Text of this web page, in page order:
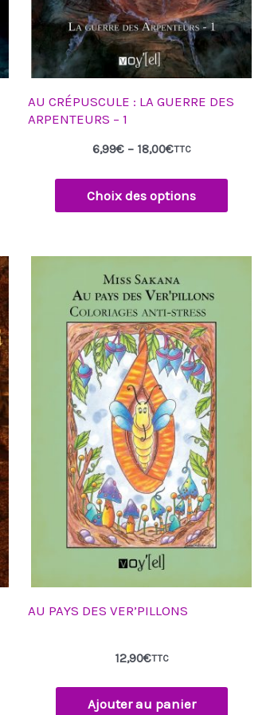
AU CRÉPUSCULE : LA GUERRE DES
ARPENTEURS – 1
6,99€– 18,00€TTC
Choix des options
la
page
du
produit
AU PAYS DES VER’PILLONS
12,90€TTC
Ajouter au panier